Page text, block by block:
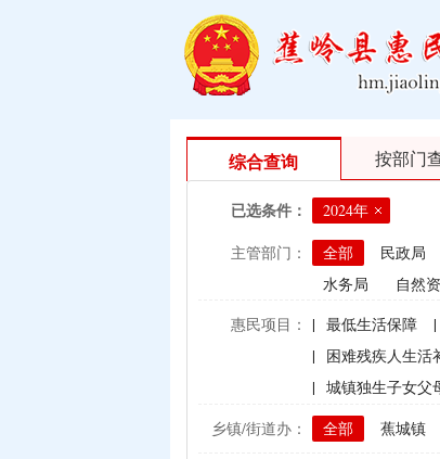
综合查询 按部门
已选条件： 2024年
主管部门： 全部 民政局
水务局
自然
惠民项目： | 最低生活保障 |
|
困难残疾人生活
| 城镇独生子女父
| 村卫生站医生补
乡镇/街道办： 全部 蕉城镇